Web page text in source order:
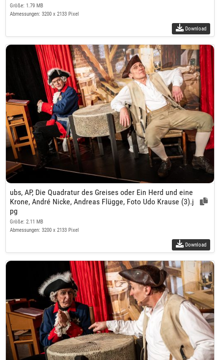
Größe: 1.79 MB
Abmessungen: 3200 x 2133 Pixel
Download
ubs, AP, Die Quadratur des Greises oder Ein Herd und eine
Krone, André Nicke, Andreas Flügge, Foto Udo Krause (3).j
pg
Größe: 2.11 MB
Abmessungen: 3200 x 2133 Pixel
Download